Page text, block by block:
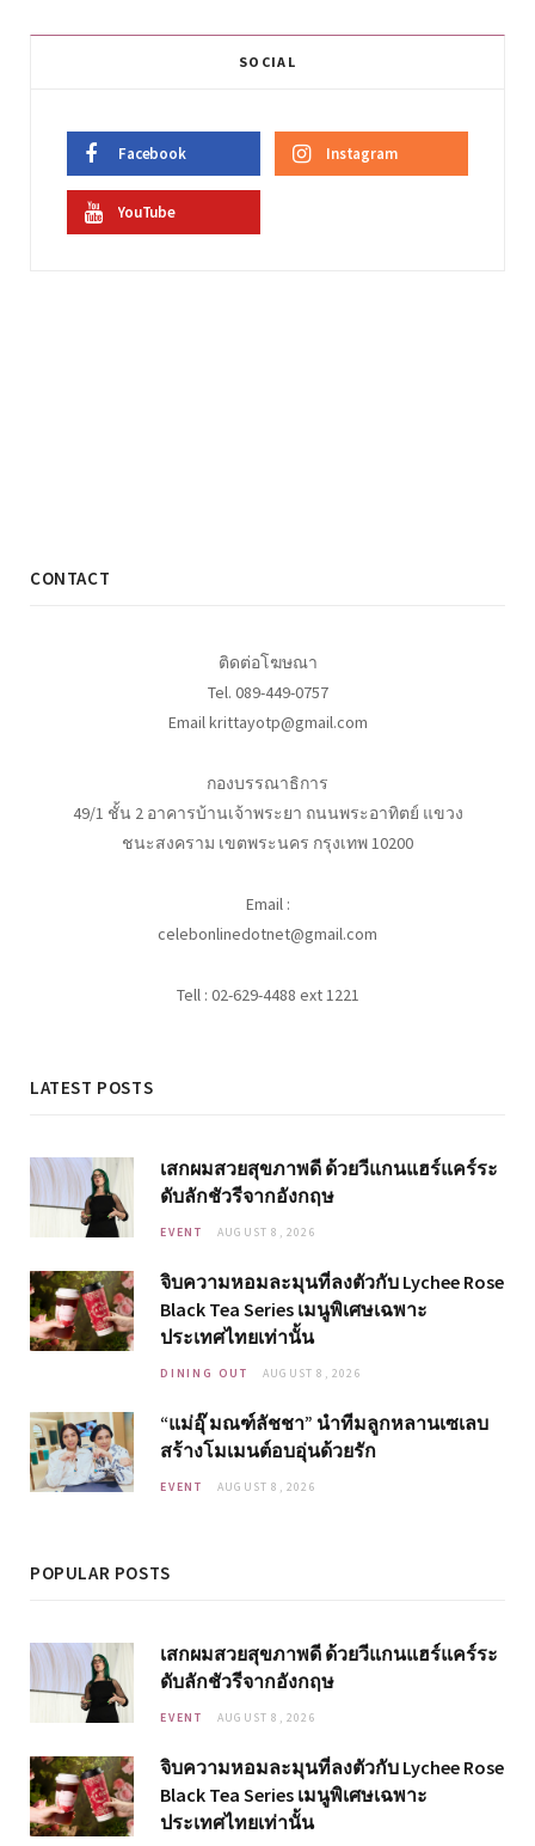
SOCIAL
Facebook Instagram
YouTube
CONTACT
ติดต่อโฆษณา
Tel. 089-449-0757
Email krittayotp@gmail.com
กองบรรณาธิการ
49/1 ชั้น 2 อาคารบ้านเจ้าพระยา ถนนพระอาทิตย์ แขวง
ชนะสงคราม เขตพระนคร กรุงเทพ 10200
Email :
celebonlinedotnet@gmail.com
Tell : 02-629-4488 ext 1221
LATEST POSTS
เสกผมสวยสุขภาพดี ด้วยวีแกนแฮร์แคร์ระ
ดับลักชัวรีจากอังกฤษ
EVENT AUGUST 8, 2026
จิบความหอมละมุนที่ลงตัวกับ Lychee Rose
Black Tea Series เมนูพิเศษเฉพาะ
ประเทศไทยเท่านั้น
DINING OUT AUGUST 8, 2026
“แม่อุ๊ มณฑ์ลัชชา” นำทีมลูกหลานเซเลบ
สร้างโมเมนต์อบอุ่นด้วยรัก
EVENT AUGUST 8, 2026
POPULAR POSTS
เสกผมสวยสุขภาพดี ด้วยวีแกนแฮร์แคร์ระ
ดับลักชัวรีจากอังกฤษ
EVENT AUGUST 8, 2026
จิบความหอมละมุนที่ลงตัวกับ Lychee Rose
Black Tea Series เมนูพิเศษเฉพาะ
ประเทศไทยเท่านั้น